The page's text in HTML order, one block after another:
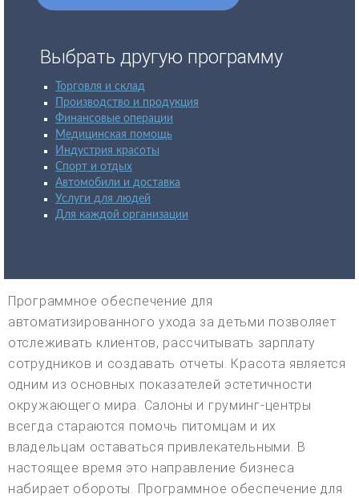
Выбрать другую программу
Торговля и склад
Производство и продукция
Финансовые операции
Медицинская помощь
Индустрия красоты
Спорт и отдых
Автомобили и доставка
Услуги для людей
Для каждой организации
Программное обеспечение для
автоматизированного ухода за детьми позволяет
отслеживать клиентов, рассчитывать зарплату
сотрудников и создавать отчеты. Красота является
одним из основных показателей эстетичности
окружающего мира. Салоны и груминг-центры
всегда стараются помочь питомцам и их
владельцам оставаться привлекательными. В
настоящее время это направление бизнеса
набирает обороты. Программное обеспечение для